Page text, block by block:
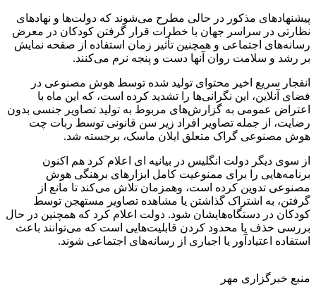
پیشنهادهای مذکور در حالی مطرح می‌شوند که دولت‌ها و نهادهای
نظارتی در سراسر جهان با خطرات قرار گرفتن کودکان در معرض
رسانه‌های اجتماعی و همچنین تأثیر زمان استفاده از صفحه نمایش
بر رشد و سلامت روان آنها دست و پنجه نرم می‌کنند.
انفجار سریع اخیر محتوای تولید شده توسط هوش مصنوعی در
فضای آنلاین، این نگرانی‌ها را تشدید کرده است، که این ماه با
اعتراض عمومی به گزارش‌های مربوط به تولید تصاویر جنسی بدون
رضایت، از جمله تصاویر افراد زیر سن قانونی توسط ربات چت
هوش مصنوعی گراک متعلق ایلان ماسک، برجسته شد.
از سوی دیگر دولت انگلیس در بیانیه ای اعلام کرد هم اکنون
برنامه‌هایی را برای ممنوعیت کامل ابزارهای برهنگی هوش
مصنوعی تدوین کرده است، وهمزمان تلاش می‌کند تا مانع از
گرفتن، به اشتراک گذاشتن یا مشاهده تصاویر مستهجن توسط
کودکان در دستگاه‌هایشان شود. دولت اعلام کرد که همچنین در حال
بررسی حذف یا محدود کردن قابلیت‌هایی است که می‌توانند باعث
استفاده اعتیادآور یا اجباری از رسانه‌های اجتماعی شوند.
منبع خبرگزاری مهر